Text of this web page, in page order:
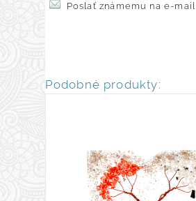
Poslať známemu na e-mail
Podobné produkty: